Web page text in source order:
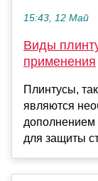
15:43, 12 Май
Виды
применения
Плинтусы,
являются
дополнением
для защиты